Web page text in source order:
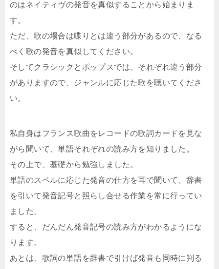
のはネイティヴの発音を真似することから始まりま
す。
ただ、歌の場合は喋りとは違う部分があるので、なる
べく歌の発音を真似してください。
そしてクラシックとポップスでは、それぞれ違う部分
がありますので、ジャンルに応じた歌を聴いてくださ
い。
私自身はフランス歌曲をレコードの歌詞カードを見な
がら聞いて、単語それぞれの読み方を知りました。
その上で、基礎から勉強しました。
単語のスペルに応じた発音の仕方を耳で聞いて、辞書
を引いて発音記号と照らし合せる作業を常に行ってい
ました。
すると、だんだん発音記号の読み方がわかるようにな
ります。
あとは、歌詞の単語を辞書で引けば発音も同時に判る